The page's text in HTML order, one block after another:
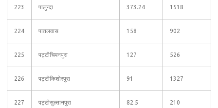
223 पालुन्दा 373.24 1518
224 पातलवास 158 902
225 पट्टीचिमनपुरा 127 526
226 पट्टीकिशोरपुरा 91 1327
227 पट्टीसुल्तानपुरा 82.5 210